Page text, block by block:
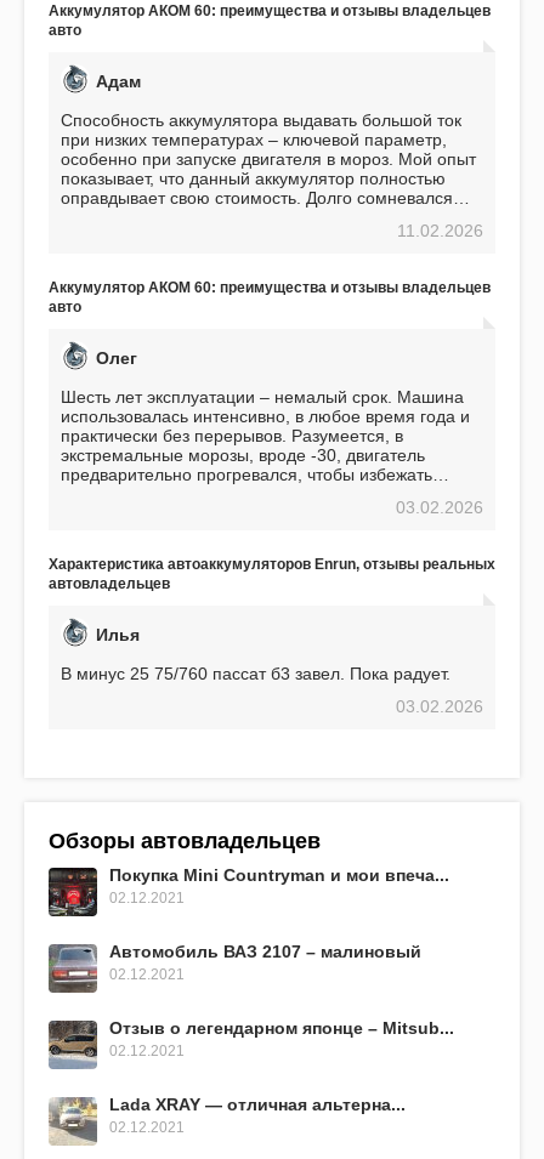
Аккумулятор АКОМ 60: преимущества и отзывы владельцев
авто
Адам
Способность аккумулятора выдавать большой ток
при низких температурах – ключевой параметр,
особенно при запуске двигателя в мороз. Мой опыт
показывает, что данный аккумулятор полностью
оправдывает свою стоимость. Долго сомневался
пожалел. Считаю, что это отличное вложение,11.02.2026
Аккумулятор АКОМ 60: преимущества и отзывы владельцев
авто
Олег
Шесть лет эксплуатации – немалый срок. Машина
использовалась интенсивно, в любое время года и
практически без перерывов. Разумеется, в
экстремальные морозы, вроде -30, двигатель
предварительно прогревался, чтобы избежать
использования не было ни единой поломки,
EFB 75. Судя по характеристикам, он даже
превосходит предыдущую модель.
03.02.2026
Характеристика автоаккумуляторов Enrun, отзывы реальных
автовладельцев
Илья
В минус 25 75/760 пассат б3 завел. Пока радует.
03.02.2026
Обзоры автовладельцев
Покупка Mini Countryman и мои впеча...
02.12.2021
Автомобиль ВАЗ 2107 – малиновый
02.12.2021
Отзыв о легендарном японце – Mitsub...
02.12.2021
Lada XRAY — отличная альтерна...
02.12.2021